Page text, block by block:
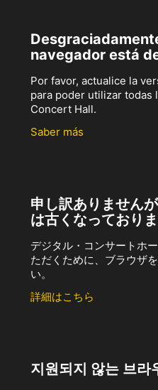
navegador está
Por favor, actualice la
para poder utilizar todas
Concert Hall.
Saber más
申し訳ありません
は古くなっており
デジタル・コンサートホ
ただくために、ブラウザ
い。
詳細はこちら
지원되지 않는 브라